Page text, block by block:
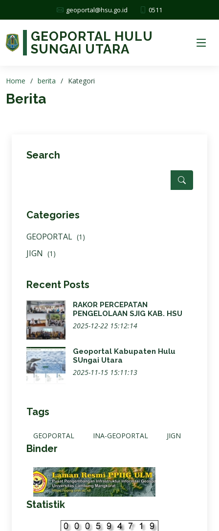
geoportal@hsu.go.id 0511
GEOPORTAL HULU
SUNGAI UTARA
Home berita Kategori
Berita
Search
Categories
GEOPORTAL (1)
JIGN (1)
Recent Posts
RAKOR PERCEPATAN
PENGELOLAAN SJIG KAB. HSU
2025-12-22 15:12:14
Geoportal Kabupaten Hulu
SUngai Utara
2025-11-15 15:11:13
Tags
GEOPORTAL INA-GEOPORTAL JIGN
Binder
Statistik